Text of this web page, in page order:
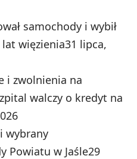
samochody i wybił
lat więzienia31 lipca,
i zwolnienia na
walczy o kredyt na
wybrany
Powiatu w Jaśle29